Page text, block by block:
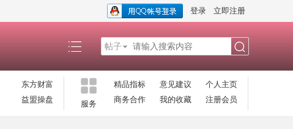
登录 立即注册
帖子
东方财富
益盟操盘 服务
精品指标 意见建议
个人主页
商务合作
我的收藏 注册会员